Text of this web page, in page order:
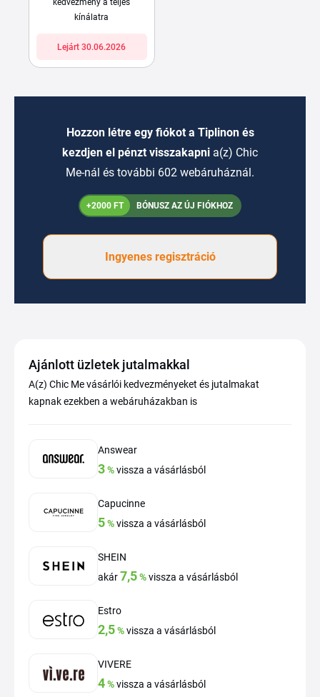
kedvezmény a teljes
kínálatra
Lejárt 30.06.2026
Hozzon létre egy fiókot a Tiplinon és
kezdjen el pénzt visszakapni a(z) Chic
Me-nál és további 602 webáruháznál.
+2000 FT BÓNUSZ AZ ÚJ FIÓKHOZ
Ingyenes regisztráció
Ajánlott üzletek jutalmakkal
A(z) Chic Me vásárlói kedvezményeket és jutalmakat
kapnak ezekben a webáruházakban is
Answear
3%vissza a vásárlásból
Capucinne
5%vissza a vásárlásból
SHEIN
akár7,5%vissza a vásárlásból
Estro
2,5%vissza a vásárlásból
VIVERE
4%vissza a vásárlásból